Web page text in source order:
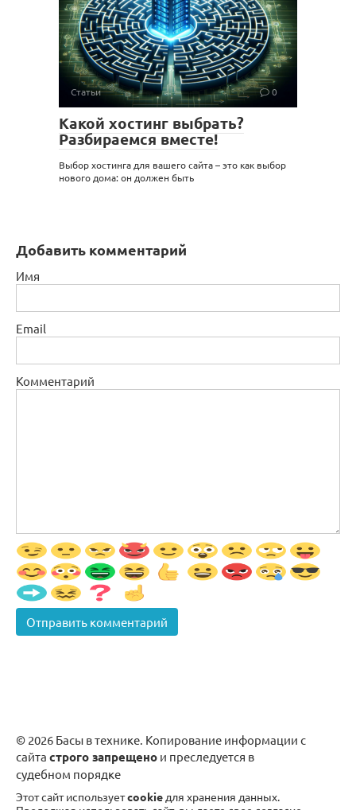
Статьи 0
Какой хостинг выбрать?
Разбираемся вместе!
Выбор хостинга для вашего сайта – это как выбор
нового дома: он должен быть
Добавить комментарий
Имя
Email
Комментарий
© 2026 Басы в технике. Копирование информации с
сайта строго запрещено и преследуется в
судебном порядке
Этот сайт используетcookie для хранения данных.